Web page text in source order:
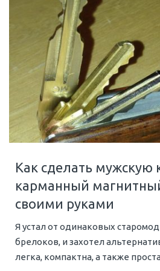
Как сделать мужскую
карманный
своими руками
Я устал от одинаковых
брелоков, и захотел
легка, компактна, а также